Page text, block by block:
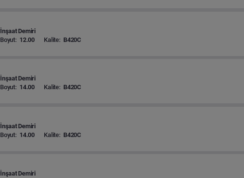
İnşaat Demiri
Boyut: 12.00 Kalite: B420C
İnşaat Demiri
Boyut: 14.00 Kalite: B420C
İnşaat Demiri
Boyut: 14.00 Kalite: B420C
İnşaat Demiri